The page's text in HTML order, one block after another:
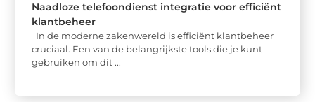
Naadloze telefoondienst integratie voor efficiënt
klantbeheer
In de moderne zakenwereld is efficiënt klantbeheer
cruciaal. Een van de belangrijkste tools die je kunt
gebruiken om dit ...